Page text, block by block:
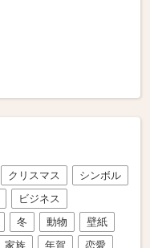
クリスマス
シンボル
ビジネス
冬 動物
壁紙
家族 年賀
恋愛